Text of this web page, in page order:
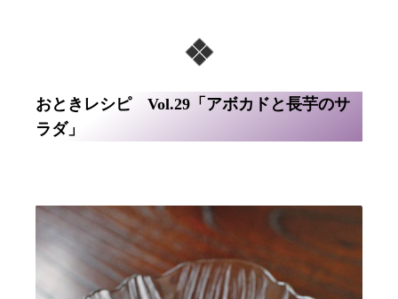
おときレシピ Vol.29「アボカドと長芋のサ
ラダ」